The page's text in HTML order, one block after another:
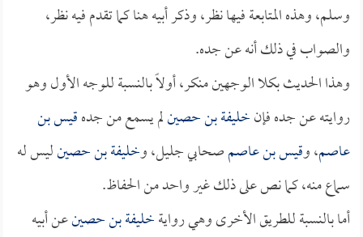
وسلم، وهذه المتابعة فيها نظر، وذكر أبيه هنا كما تقدم فيه نظر،
والصواب في ذلك أنه عن جده.
وهذا الحديث بكلا الوجهين منكر، أولاً بالنسبة للوجه الأول وهو
روايته عن جده فإنخليفة بن حصينلم يسمع من جدهقيس بن
عاصم، وقيس بن عاصمصحابي جليل، وخليفة بن حصينليس له
سماع منه، كما نص على ذلك غير واحد من الحفاظ.
أما بالنسبة للطريق الأخرى وهي روايةخليفة بن حصينعن أبيه